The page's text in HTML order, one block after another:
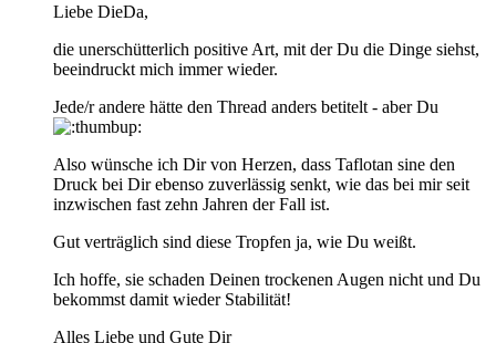
Liebe DieDa,
die unerschütterlich positive Art, mit der Du die Dinge siehst,
beeindruckt mich immer wieder.
Jede/r andere hätte den Thread anders betitelt - aber Du
Also wünsche ich Dir von Herzen, dass Taflotan sine den
Druck bei Dir ebenso zuverlässig senkt, wie das bei mir seit
inzwischen fast zehn Jahren der Fall ist.
Gut verträglich sind diese Tropfen ja, wie Du weißt.
Ich hoffe, sie schaden Deinen trockenen Augen nicht und Du
bekommst damit wieder Stabilität!
Alles Liebe und Gute Dir